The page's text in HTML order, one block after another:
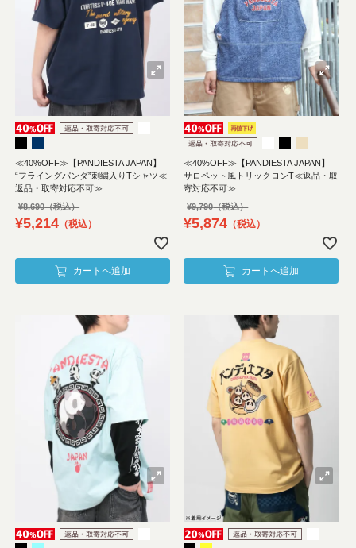
≪40%OFF≫【PANDIESTA JAPAN】
“フライングパンダ”刺繍入りTシャツ≪
返品・取寄対応不可≫
¥8,690
¥5,214 税込
カートへ追加
≪40%OFF≫【PANDIESTA JAPAN】
サロペット風トリックロンT≪返品・取
寄対応不可≫
¥9,790
¥5,874 税込
カートへ追加